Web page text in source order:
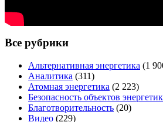
Все рубрики
Альтернативная энергетика (1
Аналитика (311)
Атомная энергетика (2 223)
Безопасность объектов
Благотворительность (20)
Видео (229)